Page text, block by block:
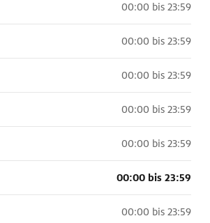
00:00 bis 23:59
00:00 bis 23:59
00:00 bis 23:59
00:00 bis 23:59
00:00 bis 23:59
00:00 bis 23:59
00:00 bis 23:59